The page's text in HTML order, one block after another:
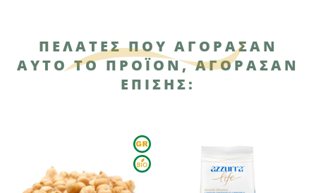
ΠΕΛΆΤΕΣ ΠΟΥ ΑΓΌΡΑΣΑΝ
ΑΥΤΌ ΤΟ ΠΡΟΪΌΝ, ΑΓΌΡΑΣΑΝ
ΕΠΊΣΗΣ: